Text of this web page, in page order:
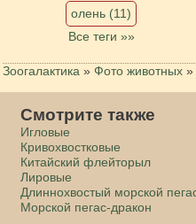
олень (11)
Все теги »»
Зоогалактика » Фото животных »
Смотрите также
Игловые
Кривохвостковые
Китайский флейторыл
Лировые
Длиннохвостый морской
Морской пегас-дракон